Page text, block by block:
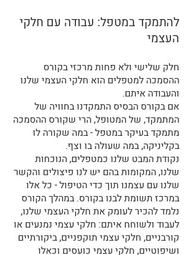
להתמקד במטפל: עבודה עם חלקי
העצמי
חלק שלישי ולא פחות מרכזי בקורס
ההסמכה למטפלים הוא חלקי העצמי שלנו
והעבודה איתם.
אם בקורס הבסיס התמקדנו בחוויה של
המתמקד, של המטופל, הרי שקורס ההסמכה
מתמקד בעיקר במטפל - במה שקורה לו
בקליניקה, במה שעולה בו וצף.
נקודת המבט שלנו כמטפלים, הנוכחות
שלנו, המקומות בהם יש לנו פיצולים והקשר
שלנו עם עצמנו תוך כדי הטיפול - כל אלו
במרכז תשומת לבנו בקורס. במהלך הקורס
נלמד להכיר לעומק את חלקי העצמי שלנו,
לעבוד ולשוחח איתם: חלקי עצמי נמנעים או
קורבניים, חלקי עצמי תוקפניים, ביקורתיים
ושיפוטיים, חלקי עצמי כועסים וכאלו